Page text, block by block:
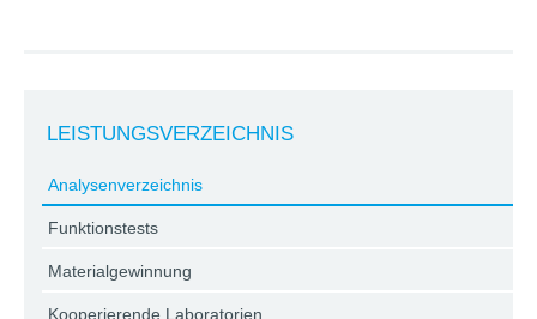
LEISTUNGSVERZEICHNIS
Analysenverzeichnis
Funktionstests
Materialgewinnung
Kooperierende Laboratorien